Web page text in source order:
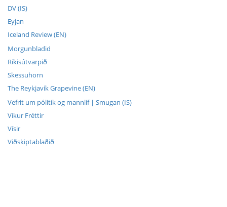
DV (IS)
Eyjan
Iceland Review (EN)
Morgunbladid
Ríkisútvarpið
Skessuhorn
The Reykjavík Grapevine (EN)
Vefrit um pólitík og mannlíf | Smugan (IS)
Víkur Fréttir
Vísir
Viðskiptablaðið